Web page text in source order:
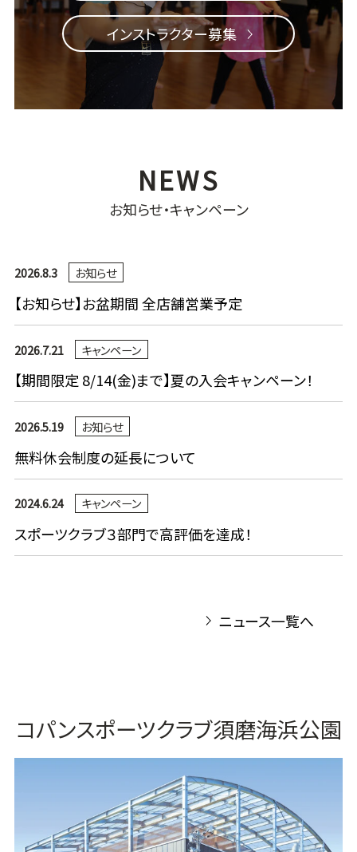
インストラクター募集
お知らせ・キャンペーン
【お知らせ】お盆期間 全店舗営業予定
2026.8.3 お知らせ
【期間限定 8/14(金)まで】夏の入会キャンペーン！
2026.7.21 キャンペーン
無料休会制度の延長について
2026.5.19 お知らせ
スポーツクラブ３部門で高評価を達成！
2024.6.24 キャンペーン
ニュース一覧へ
コパンスポーツクラブ須磨海浜公園